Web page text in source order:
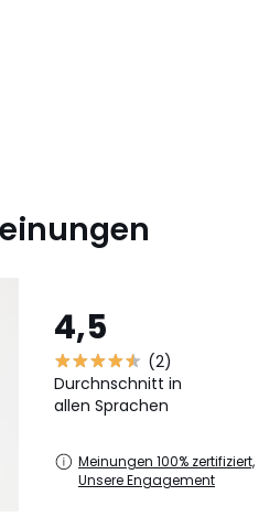
4,5
(2)
Durchnschnitt in
allen Sprachen
Meinungen 100% zertifiziert,
Unsere Engagement